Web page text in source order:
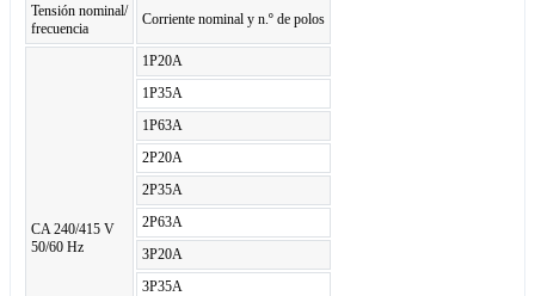
Tensión nominal/
frecuencia
Corriente nominal y n.º de polos
CA 240/415 V
50/60 Hz
1P20A
1P35A
1P63A
2P20A
2P35A
2P63A
3P20A
3P35A